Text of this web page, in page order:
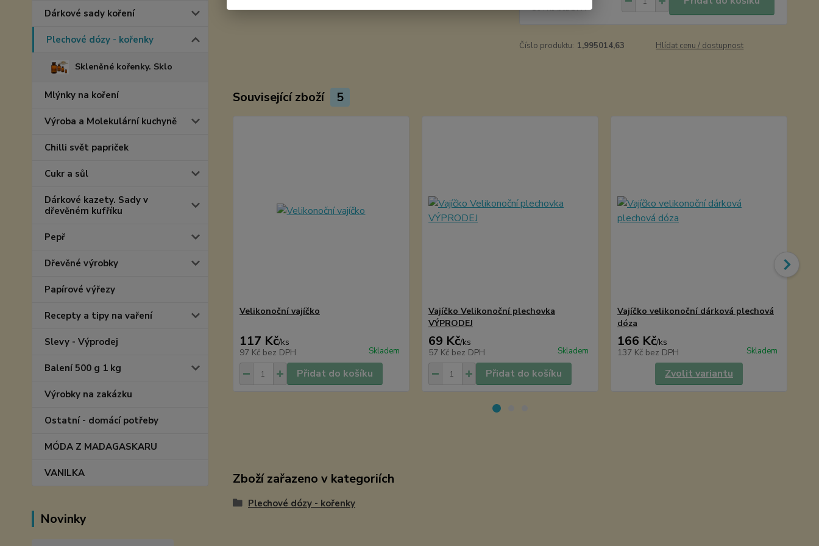
Dárkové sady koření
Plechové dózy - kořenky
Skleněné kořenky. Sklo
Mlýnky na koření
Výroba a Molekulární kuchyně
Chilli svět papriček
Cukr a sůl
Dárkové kazety. Sady v
dřevěném kufříku
Pepř
Dřevěné výrobky
Papírové výřezy
Recepty a tipy na vaření
Slevy - Výprodej
Balení 500 g 1 kg
Výrobky na zakázku
Ostatní - domácí potřeby
MÓDA Z MADAGASKARU
VANILKA
Novinky
164 Kč bez DPH
Číslo produktu: 1,995014,63 Hlídat cenu / dostupnost
Související zboží 5
Velikonoční vajíčko
117 Kč/ks
97 Kč bez DPH Skladem
Přidat do košíku
Vajíčko Velikonoční plechovka
VÝPRODEJ
69 Kč/ks
57 Kč bez DPH Skladem
Přidat do košíku
Vajíčko velikonoční dárková plechová
dóza
166 Kč/ks
137 Kč bez DPH Skladem
Zvolit variantu
Zboží zařazeno v kategoriích
Plechové dózy - kořenky